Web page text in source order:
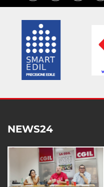
NEWS24